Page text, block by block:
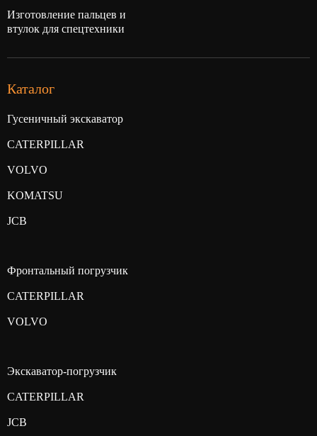
Изготовление пальцев и
втулок для спецтехники
Каталог
Гусеничный экскаватор
CATERPILLAR
VOLVO
KOMATSU
JCB
Фронтальный погрузчик
CATERPILLAR
VOLVO
Экскаватор-погрузчик
CATERPILLAR
JCB